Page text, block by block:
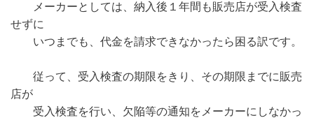
メーカーとしては、納入後１年間も販売店が受入検査
せずに
いつまでも、代金を請求できなかったら困る訳です。
従って、受入検査の期限をきり、その期限までに販売
店が
受入検査を行い、欠陥等の通知をメーカーにしなかっ